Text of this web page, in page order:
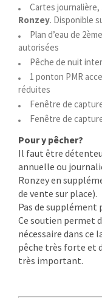
Cartes
Ronzey. Disponible
Plan d’eau de
autorisées
Pêche de nuit
1 ponton PMR
réduites
Fenêtre de
Fenêtre de
Pour y pêcher?
Il faut être
annuelle ou
Ronzey en
de vente sur place).
Pas de supplément
Ce soutien permet
nécessaire dans ce
pêche très forte et
très important.